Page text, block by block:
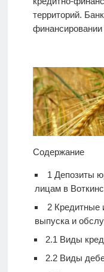
территорий.
Содержание
1 Депозиты
лицам в
2Кредитные
выпуска и
2.1 Виды
2.2Виды